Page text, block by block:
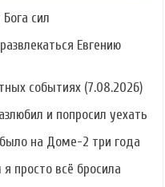
сил
Евгению
событиях (7.08.2026)
и попросил уехать
на Доме-2 три года
просто всё бросила